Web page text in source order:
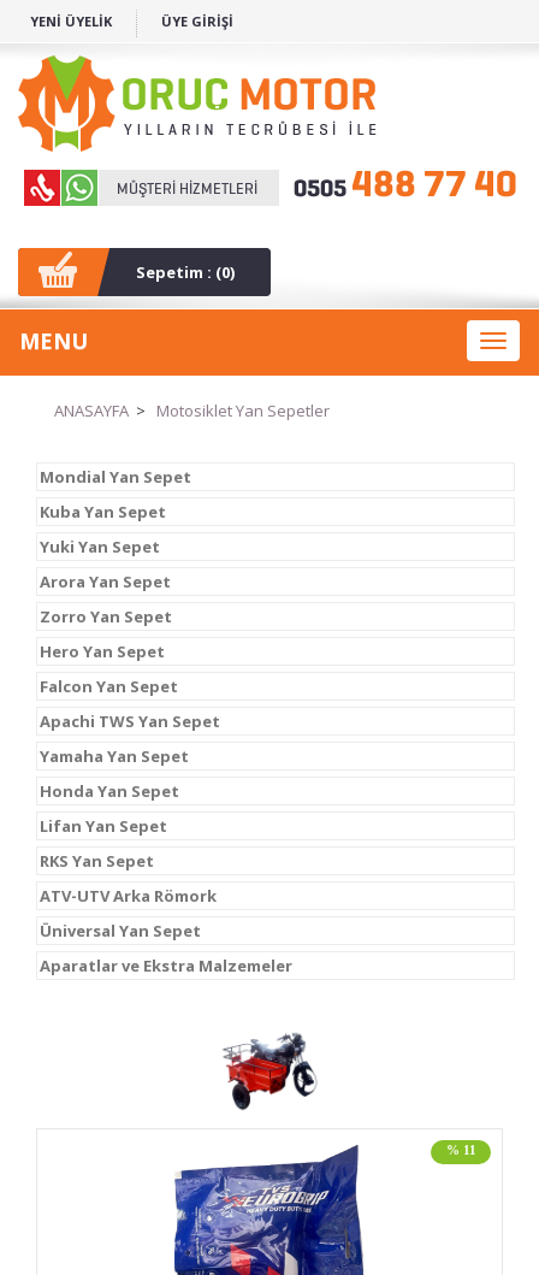
YENİ ÜYELİK ÜYE GİRİŞİ
Sepetim : (0)
Toggle
MENU
ANASAYFA > Motosiklet Yan Sepetler
Mondial Yan Sepet
Kuba Yan Sepet
Yuki Yan Sepet
Arora Yan Sepet
Zorro Yan Sepet
Hero Yan Sepet
Falcon Yan Sepet
Apachi TWS Yan Sepet
Yamaha Yan Sepet
Honda Yan Sepet
Lifan Yan Sepet
RKS Yan Sepet
ATV-UTV Arka Römork
Üniversal Yan Sepet
Aparatlar ve Ekstra Malzemeler
% 11